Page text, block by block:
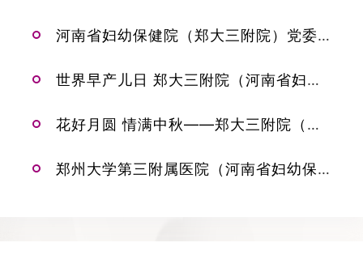
河南省妇幼保健院（郑大三附院）党委书记吴超在中国妇幼保健协会第三届党建工作和妇幼健康文化建设经验交流会上发言
世界早产儿日 郑大三附院（河南省妇幼保健院）举办“有爱有未来，我们在一起”公益活动
花好月圆 情满中秋——郑大三附院（河南省妇幼保健院）举办“我们的节日·中秋”系列活动
郑州大学第三附属医院（河南省妇幼保健院）召开庆祝中国共产党成立101周年暨“七一”表彰大会、援沪医疗队抗疫故事分享会